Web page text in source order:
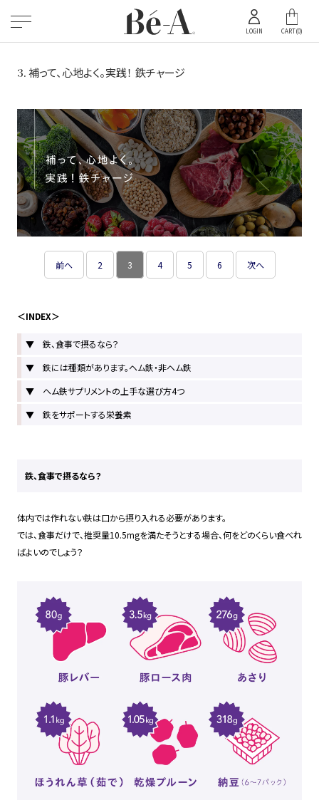
12 万枚
2023年1月時点
ッ
LOGIN CART(0)
2025年 10月 01日
3. 補って、心地よく。実践！ 鉄チャージ
前へ 2 3 4 5 6 次へ
＜INDEX＞
▼ 鉄、食事で摂るなら？
▼ 鉄には種類があります。ヘム鉄・非ヘム鉄
▼ ヘム鉄サプリメントの上手な選び方4つ
▼ 鉄をサポートする栄養素
鉄、食事で摂るなら？
体内では作れない鉄は口から摂り入れる必要があります。
では、食事だけで、推奨量10.5mgを満たそうとする場合、何をどのくらい食べれ
ばよいのでしょう？